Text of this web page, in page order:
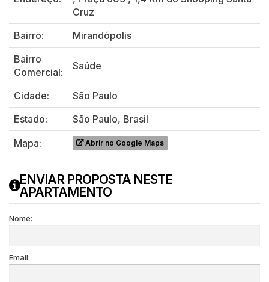
Cruz
Bairro:
Mirandópolis
Bairro
Comercial:
Saúde
Cidade:
São Paulo
Estado:
São Paulo, Brasil
Mapa:
Abrir no Google Maps
ENVIAR PROPOSTA NESTE
APARTAMENTO
Nome:
Email: